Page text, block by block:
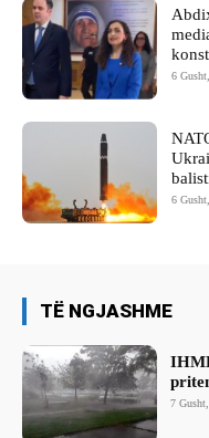
6
6
TË NGJASHME
7